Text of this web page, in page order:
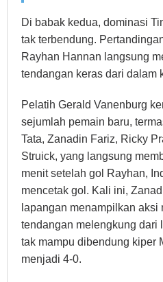
Di babak kedua, dominasi
tak terbendung.
Rayhan Hannan langsung
tendangan keras dari dalam
Pelatih Gerald Vanenburg
sejumlah pemain baru,
Tata, Zanadin Fariz, Ricky
Struick, yang langsung
menit setelah gol Rayhan,
mencetak gol. Kali ini,
lapangan menampilkan
tendangan melengkung dari
tak mampu dibendung kiper
menjadi 4-0.